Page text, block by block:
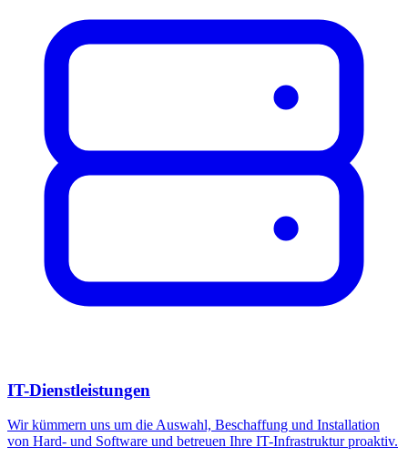
IT-Dienstleistungen
Wir kümmern uns um die Auswahl, Beschaffung und Installation
von Hard- und Software und betreuen Ihre IT-Infrastruktur proaktiv.